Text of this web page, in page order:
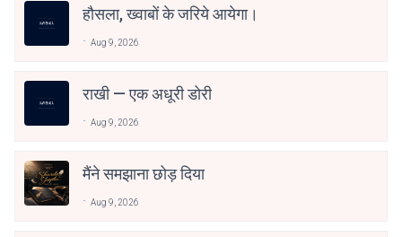
हौसला, ख्वाबों के जरिये आयेगा।
Aug 9, 2026
राखी — एक अधूरी डोरी
Aug 9, 2026
मैंने समझाना छोड़ दिया
Aug 9, 2026